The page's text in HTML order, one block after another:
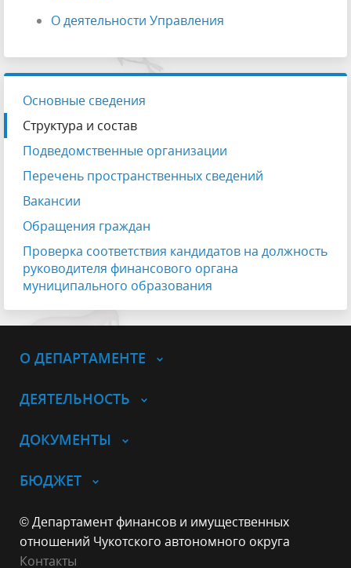
О деятельности Управления
Основные сведения
Структура и состав
Подведомственные организации
Перечень пространственных сведений
Вакансии
Обращения граждан
Проверка соответствия кандидатов на должность
руководителя финансового органа
муниципального образования
О ДЕПАРТАМЕНТЕ
ДЕЯТЕЛЬНОСТЬ
ДОКУМЕНТЫ
БЮДЖЕТ
© Департамент финансов и имущественных
отношений Чукотского автономного округа
Контакты